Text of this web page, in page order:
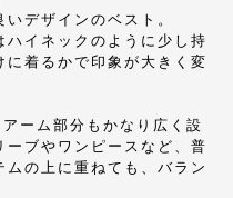
デザインのベスト。
イネックのように少し持
着るかで印象が大きく変
ーム部分もかなり広く設
ブやワンピースなど、普
の上に重ねても、バラン